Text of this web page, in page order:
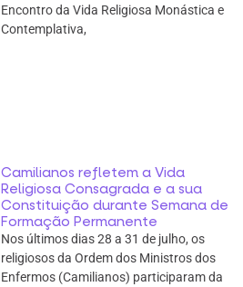
Encontro da Vida Religiosa Monástica e
Contemplativa,
Camilianos refletem a Vida
Religiosa Consagrada e a sua
Constituição durante Semana de
Formação Permanente
Nos últimos dias 28 a 31 de julho, os
religiosos da Ordem dos Ministros dos
Enfermos (Camilianos) participaram da